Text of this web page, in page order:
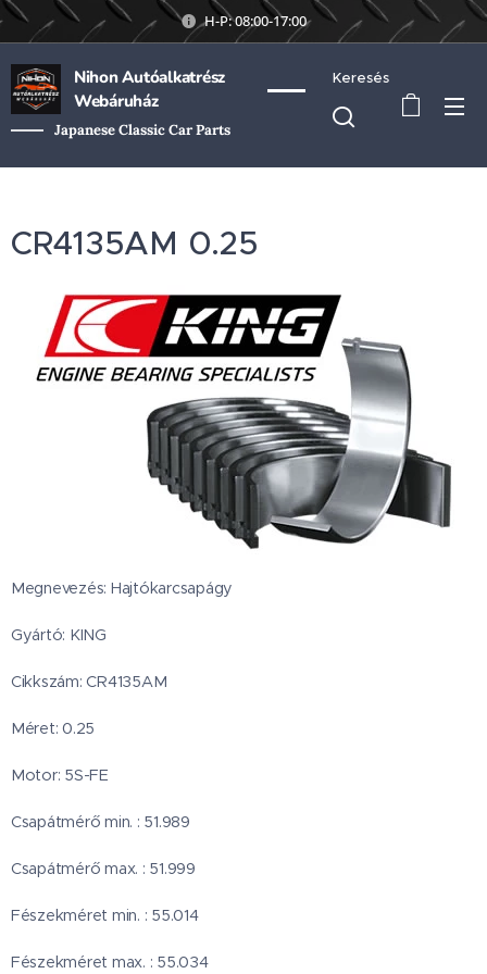
H-P: 08:00-17:00
Nihon Autóalkatrész
Webáruház
Japanese Classic Car Parts
Keresés
CR4135AM 0.25
Megnevezés: Hajtókarcsapágy
Gyártó: KING
Cikkszám: CR4135AM
Méret: 0.25
Motor: 5S-FE
Csapátmérő min. : 51.989
Csapátmérő max. : 51.999
Fészekméret min. : 55.014
Fészekméret max. : 55.034